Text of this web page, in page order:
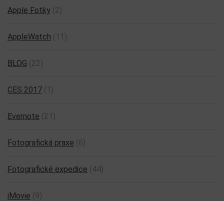
Apple Fotky (2)
AppleWatch (11)
BLOG (22)
CES 2017 (1)
Evernote (21)
Fotografická praxe (6)
Fotografické expedice (44)
iMovie (9)